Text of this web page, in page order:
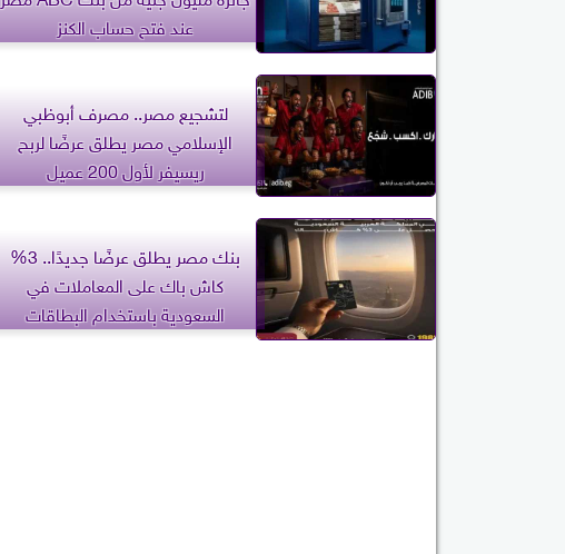
عند فتح حساب الكنز
لتشجيع مصر.. مصرف أبوظبي
الإسلامي مصر يطلق عرضًا لربح
ريسيفر لأول 200 عميل
بنك مصر يطلق عرضًا جديدًا.. 3%
كاش باك على المعاملات في
السعودية باستخدام البطاقات